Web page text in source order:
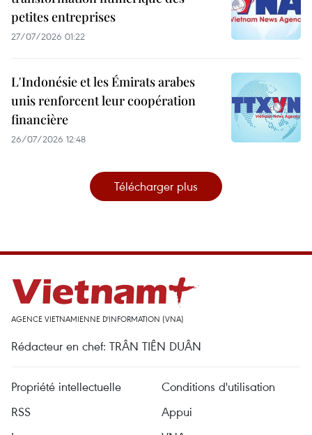
petites entreprises
27/07/2026 01:22
L'Indonésie et les Émirats arabes
unis renforcent leur coopération
financière
26/07/2026 12:48
Télécharger plus
AGENCE VIETNAMIENNE D'INFORMATION (VNA)
Rédacteur en chef: TRÂN TIÊN DUÂN
Propriété intellectuelle
Conditions d'utilisation
RSS
Appui